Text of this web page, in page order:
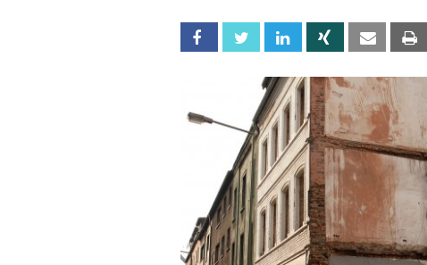
Facebook Twitter Linkedin Xing Email